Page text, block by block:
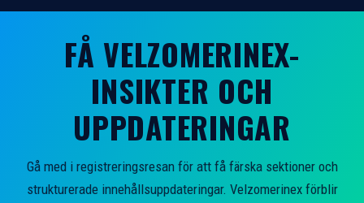
FÅ VELZOMERINEX-
INSIKTER OCH
UPPDATERINGAR
Gå med i registreringsresan för att få färska sektioner och
strukturerade innehållsuppdateringar. Velzomerinex förblir